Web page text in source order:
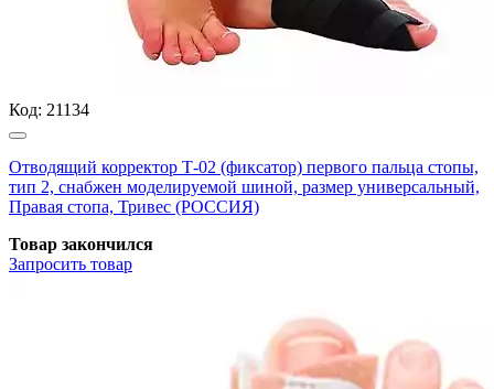
Код: 21134
Отводящий корректор Т-02 (фиксатор) первого пальца стопы,
тип 2, снабжен моделируемой шиной, размер универсальный,
Правая стопа, Тривес (РОССИЯ)
Товар закончился
Запросить товар